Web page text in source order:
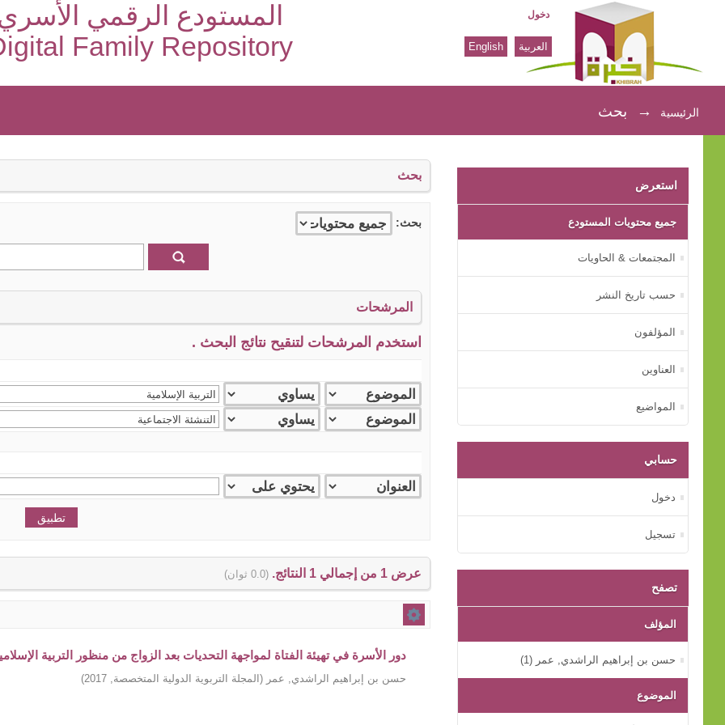
المستودع الرقمي
Family Repository
بحث
دخول
العربية English
الرئيسية → بحث
بحث
بحث:
المرشحات
استخدم المرشحات لتنقيح نتائج البحث .
عرض 1 من إجمالي 1 النتائج. (0.0 ثوان)
دور الأسرة في تهيئة الفتاة لمواجهة التحديات بعد الزواج من منظور التربية
حسن بن إبراهيم الراشدي, عمر ( المجلة التربوية الدولية المتخصصة,
2017
)
استعرض
جميع محتويات المستودع
المجتمعات & الحاويات
حسب تاريخ النشر
المؤلفون
العناوين
المواضيع
حسابي
دخول
تسجيل
تصفح
المؤلف
حسن بن إبراهيم الراشدي, عمر (1)
الموضوع